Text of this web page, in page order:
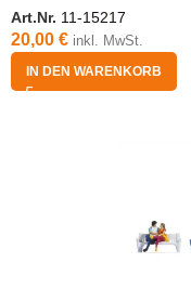
Art.Nr. 11-15217
20,00 € inkl. MwSt.
IN DEN WARENKORB